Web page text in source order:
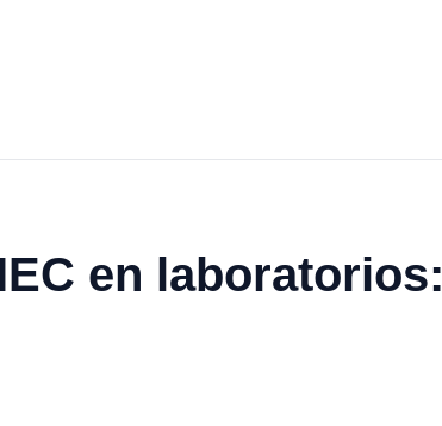
en laboratorios: